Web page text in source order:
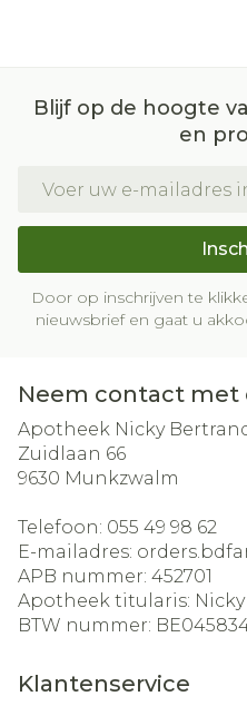
Blijf op de hoogte
en
Door op inschrijven te
nieuwsbrief en gaat u
Neem contact met
Apotheek Nicky
Zuidlaan 66
9630 Munkzwalm
Telefoon: 055 49 98 62
E-mailadres:
APB nummer: 452701
Apotheek titularis:
BTW nummer:
Klantenservice